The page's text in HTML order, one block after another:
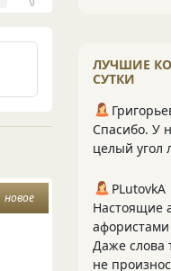
новое
ЛУЧШИЕ
СУТКИ
Спасибо. У
целый угол
PLutоvkА
Настоящие
Даже слова
не